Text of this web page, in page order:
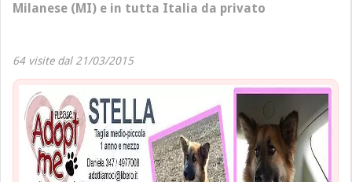
Milanese (MI) e in tutta Italia da privato
64 visite dal 21/03/2015